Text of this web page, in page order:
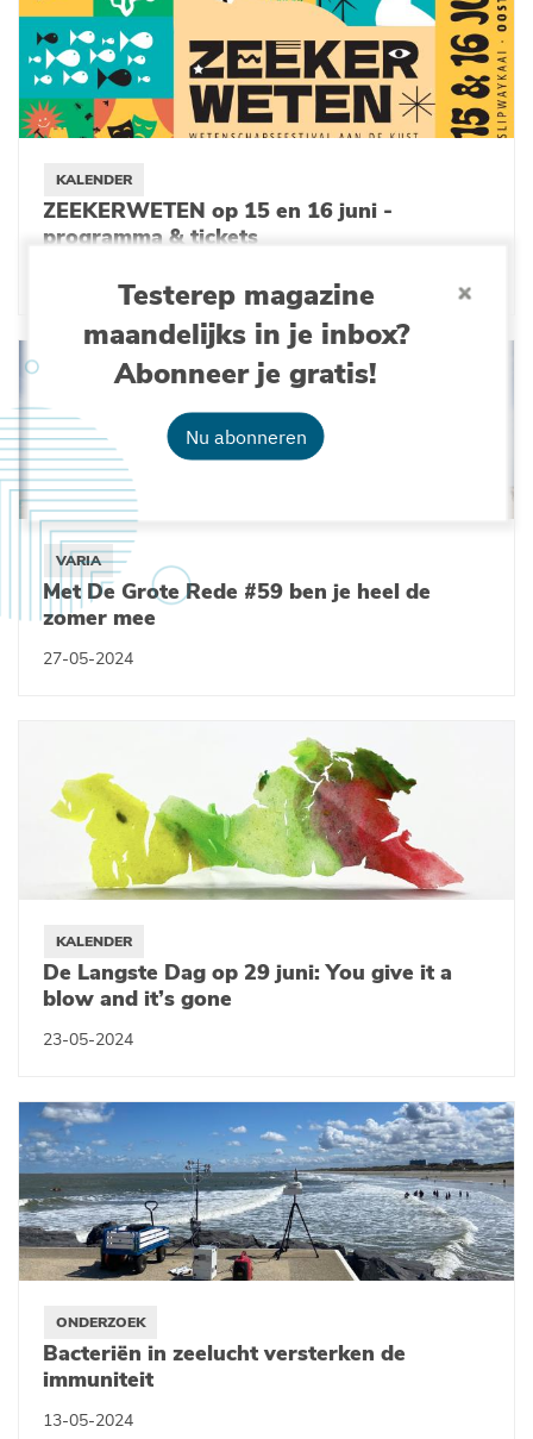
Testerep magazine
maandelijks in je inbox?
Abonneer je gratis!
Nu abonneren
KALENDER
ZEEKERWETEN op 15 en 16 juni -
programma & tickets
VARIA
Met De Grote Rede #59 ben je heel de
zomer mee
27-05-2024
KALENDER
De Langste Dag op 29 juni: You give it a
blow and it’s gone
23-05-2024
ONDERZOEK
Bacteriën in zeelucht versterken de
immuniteit
13-05-2024